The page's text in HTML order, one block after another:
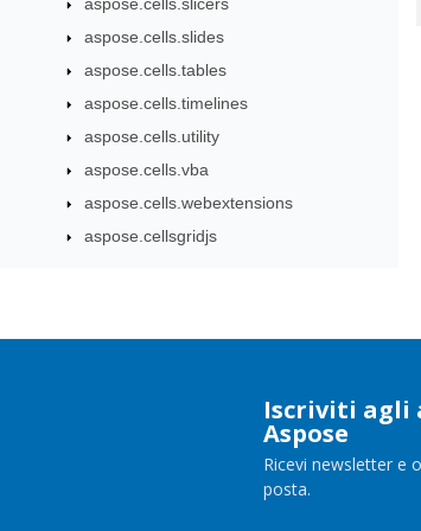
aspose.cells.slides
aspose.cells.tables
aspose.cells.timelines
aspose.cells.utility
aspose.cells.vba
aspose.cells.webextensions
aspose.cellsgridjs
Iscriviti agli
Aspose
Ricevi newsletter e
posta.